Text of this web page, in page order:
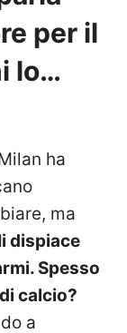
per il
lo…
ha
ma
dispiace
Spesso
calcio?
a